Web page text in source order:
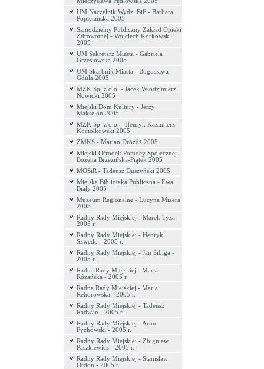
UM Naczelnik Wydz. BiF - Barbara
Popielańska 2005
Samodzielny Publiczny Zakład Opieki
Zdrowotnej - Wojciech Korkowski
2005
UM Sekretarz Miasta - Gabriela
Grzesiowska 2005
UM Skarbnik Miasta - Bogusława
Gdula 2005
MZK Sp. z o.o. - Jacek Włodzimierz
Nowicki 2005
Miejski Dom Kultury - Jerzy
Makselon 2005
MZK Sp. z o.o. - Henryk Kazimierz
Kociołkowski 2005
ZMKS - Marian Dróżdż 2005
Miejski Ośrodek Pomocy Społecznej -
Bożena Brzezińska-Piątek 2005
MOSiR - Tadeusz Duszyński 2005
Miejska Biblioteka Publiczna - Ewa
Biały 2005
Muzeum Regionalne - Lucyna Mizera
2005
Radny Rady Miejskiej - Marek Tyza -
2005 r.
Radny Rady Miejskiej - Henryk
Szwedo - 2005 r.
Radny Rady Miejskiej - Jan Sibiga -
2005 r.
Radna Rady Miejskiej - Maria
Różańska - 2005 r.
Radna Rady Miejskiej - Maria
Rehorowska - 2005 r.
Radny Rady Miejskiej - Tadeusz
Radwan - 2005 r.
Radny Rady Miejskiej - Artur
Pychowski - 2005 r.
Radny Rady Miejskiej - Zbigniew
Paszkiewicz - 2005 r.
Radny Rady Miejskiej - Stanisław
Ordon - 2005 r.